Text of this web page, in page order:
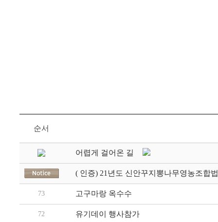
순서
어렵게 걸어온 길
( 인증) 21년도 신안꾸지뽕나무영농조합
73 고구마랑 옥수수
72 유기데이 행사참가